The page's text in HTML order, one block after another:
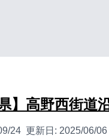
】高野西街
24 更新日: 2025/06/06